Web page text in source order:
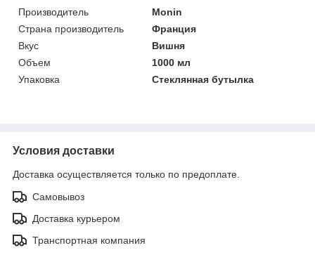
Производитель
Monin
Страна производитель
Франция
Вкус
Вишня
Объем
1000 мл
Упаковка
Стеклянная бутылка
Условия доставки
Доставка осуществляется только по предоплате.
Самовывоз
Доставка курьером
Транспортная компания